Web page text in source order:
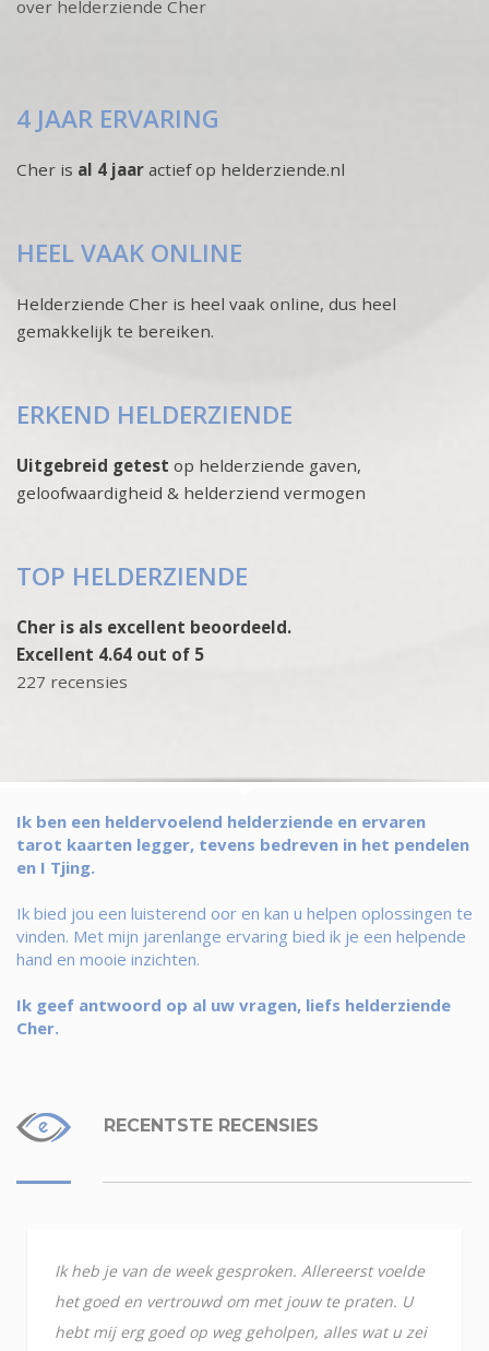
over helderziende Cher
4 JAAR ERVARING
Cher is al 4 jaar actief op helderziende.nl
HEEL VAAK ONLINE
Helderziende Cher is heel vaak online, dus heel
gemakkelijk te bereiken.
ERKEND HELDERZIENDE
Uitgebreid getest op helderziende gaven,
geloofwaardigheid & helderziend vermogen
TOP HELDERZIENDE
Cher is als excellent beoordeeld.
Excellent 4.64 out of 5
227 recensies
Ik ben een heldervoelend helderziende en ervaren
tarot kaarten legger, tevens bedreven in het pendelen
en I Tjing.
Ik bied jou een luisterend oor en kan u helpen oplossingen te
vinden. Met mijn jarenlange ervaring bied ik je een helpende
hand en mooie inzichten.
Ik geef antwoord op al uw vragen, liefs helderziende
Cher.
RECENTSTE RECENSIES
Ik heb je van de week gesproken. Allereerst voelde
het goed en vertrouwd om met jouw te praten. U
hebt mij erg goed op weg geholpen, alles wat u zei